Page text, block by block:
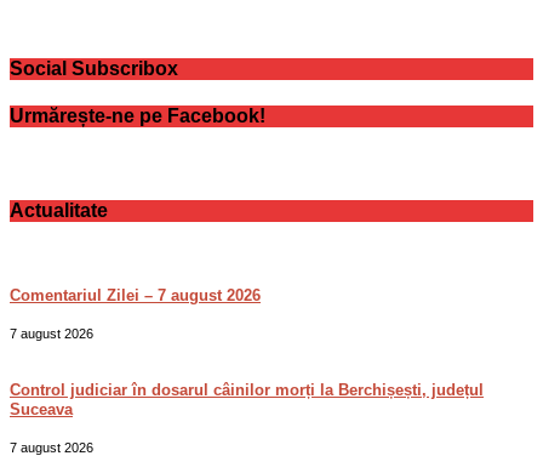
Social Subscribox
Urmărește-ne pe Facebook!
Actualitate
Comentariul Zilei – 7 august 2026
7 august 2026
Control judiciar în dosarul câinilor morți la Berchișești, județul
Suceava
7 august 2026